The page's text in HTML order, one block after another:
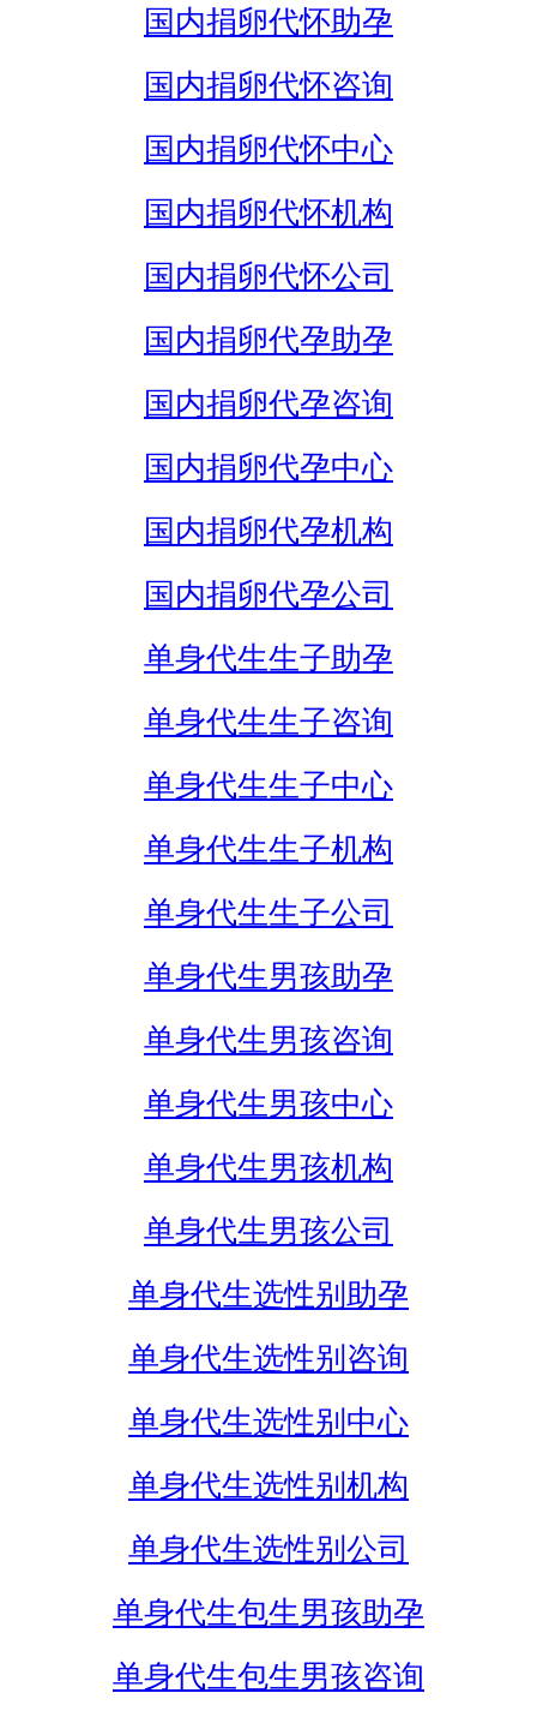
国内捐卵代怀助孕
国内捐卵代怀咨询
国内捐卵代怀中心
国内捐卵代怀机构
国内捐卵代怀公司
国内捐卵代孕助孕
国内捐卵代孕咨询
国内捐卵代孕中心
国内捐卵代孕机构
国内捐卵代孕公司
单身代生生子助孕
单身代生生子咨询
单身代生生子中心
单身代生生子机构
单身代生生子公司
单身代生男孩助孕
单身代生男孩咨询
单身代生男孩中心
单身代生男孩机构
单身代生男孩公司
单身代生选性别助孕
单身代生选性别咨询
单身代生选性别中心
单身代生选性别机构
单身代生选性别公司
单身代生包生男孩助孕
单身代生包生男孩咨询